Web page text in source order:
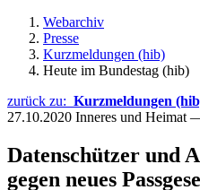
Webarchiv
Presse
Kurzmeldungen (hib)
Heute im Bundestag (hib)
zurück zu: Kurzmeldungen
27.10.2020 Inneres und Heimat
Datenschützer und
gegen neues